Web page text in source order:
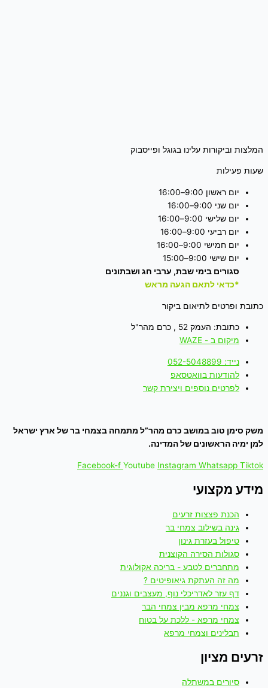
המלצות וביקורות עלינו בגוגל ופייסבוק
שעות פעילות
יום ראשון 9:00–16:00
יום שני 9:00–16:00
יום שלישי 9:00–16:00
יום רביעי 9:00–16:00
יום חמישי 9:00–16:00
יום שישי 9:00–15:00
סגורים בימי שבת, ערבי חג ושבתונים
*כדאי לתאם הגעה מראש
כתובת ופרטים לתיאום ביקור
כתובת: העמק 52 , כרם מהר"ל
מיקום ב - WAZE
נייד: 052-5048899
להודעות בוואטסאפ
לפרטים נוספים ויצירת קשר
משק סימן טוב במושב כרם מהר”ל מתמחה בצמחי בר של ארץ ישראל
למן ימיה הראשונים של המדינה.
Facebook-f Youtube Instagram Whatsapp Tiktok
מידע מקצועי
הכנת פצצות זרעים
גינה בשילוב צמחי בר
טיפול בעזרת גינון
סגולות הסירה הקוצנית
מתחברים לטבע - בריכה אקולוגית
מה זה העתקת גיאופיטים ?
דף עזר לאדריכלי נוף, מעצבים וגננים
צמחי מרפא מבין צמחי הבר
צמחי מרפא - ללכת על בטוח
תבלינים וצמחי מרפא
זרעים מציון
סיורים במשתלה